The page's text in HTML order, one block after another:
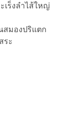
เร็งลำไส้ใหญ่
สมองปริแตก
ระ